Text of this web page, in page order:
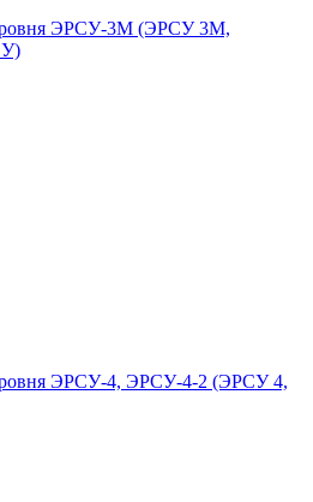
уровня ЭРСУ-3М (ЭРСУ 3М,
уровня ЭРСУ-4, ЭРСУ-4-2 (ЭРСУ 4,